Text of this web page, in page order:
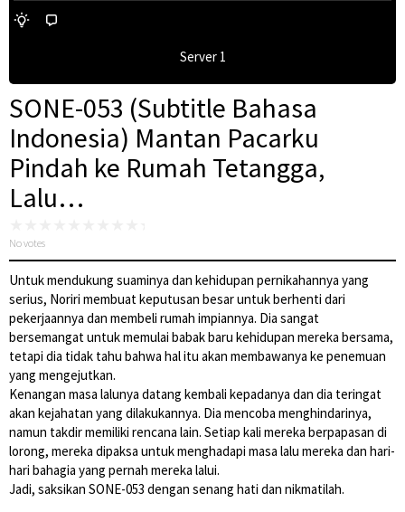
Server 1
SONE-053 (Subtitle Bahasa
Indonesia) Mantan Pacarku
Pindah ke Rumah Tetangga,
Lalu…
No votes
Untuk mendukung suaminya dan kehidupan pernikahannya yang
serius, Noriri membuat keputusan besar untuk berhenti dari
pekerjaannya dan membeli rumah impiannya. Dia sangat
bersemangat untuk memulai babak baru kehidupan mereka bersama,
tetapi dia tidak tahu bahwa hal itu akan membawanya ke penemuan
yang mengejutkan.
Kenangan masa lalunya datang kembali kepadanya dan dia teringat
akan kejahatan yang dilakukannya. Dia mencoba menghindarinya,
namun takdir memiliki rencana lain. Setiap kali mereka berpapasan di
lorong, mereka dipaksa untuk menghadapi masa lalu mereka dan hari-
hari bahagia yang pernah mereka lalui.
Jadi, saksikan SONE-053 dengan senang hati dan nikmatilah.